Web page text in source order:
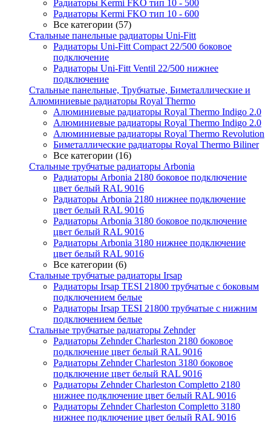
Радиаторы Kermi FKO тип 10 - 500
Радиаторы Kermi FKO тип 10 - 600
Все категории (57)
Стальные панельные радиаторы Uni-Fitt
Радиаторы Uni-Fitt Compact 22/500 боковое
подключение
Радиаторы Uni-Fitt Ventil 22/500 нижнее
подключение
Стальные панельные, Трубчатые, Биметаллические и
Алюминиевые радиаторы Royal Thermo
Алюминиевые радиаторы Royal Thermo Indigo 2.0
Алюминиевые радиаторы Royal Thermo Indigo 2.0
Алюминиевые радиаторы Royal Thermo Revolution
Биметаллические радиаторы Royal Thermo Biliner
Все категории (16)
Стальные трубчатые радиаторы Arbonia
Радиаторы Arbonia 2180 боковое подключение
цвет белый RAL 9016
Радиаторы Arbonia 2180 нижнее подключение
цвет белый RAL 9016
Радиаторы Arbonia 3180 боковое подключение
цвет белый RAL 9016
Радиаторы Arbonia 3180 нижнее подключение
цвет белый RAL 9016
Все категории (6)
Стальные трубчатые радиаторы Irsap
Радиаторы Irsap TESI 21800 трубчатые с боковым
подключением белые
Радиаторы Irsap TESI 21800 трубчатые с нижним
подключением белые
Стальные трубчатые радиаторы Zehnder
Радиаторы Zehnder Charleston 2180 боковое
подключение цвет белый RAL 9016
Радиаторы Zehnder Charleston 3180 боковое
подключение цвет белый RAL 9016
Радиаторы Zehnder Charleston Completto 2180
нижнее подключение цвет белый RAL 9016
Радиаторы Zehnder Charleston Completto 3180
нижнее подключение цвет белый RAL 9016